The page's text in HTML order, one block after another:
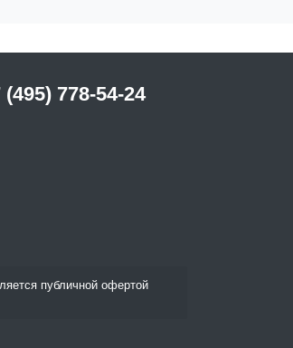
(495) 778-54-24
публичной офертой